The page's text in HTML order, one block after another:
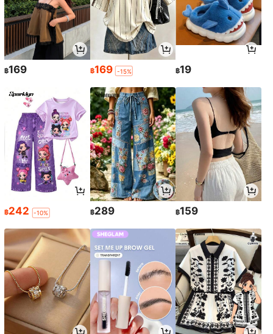
฿169 ฿169 -15% ฿19
฿242 -10% ฿289 ฿159